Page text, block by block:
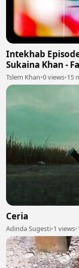
Intekhab
Sukaina Khan -
#intekhab
Tslem Khan•0 views•15
Ceria
Adinda Sugesti•1 views•